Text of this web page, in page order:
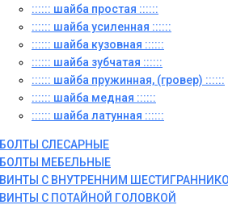
:::::: шайба простая ::::::
:::::: шайба усиленная ::::::
:::::: шайба кузовная ::::::
:::::: шайба зубчатая ::::::
:::::: шайба пружинная, (гровер) ::::::
:::::: шайба медная ::::::
:::::: шайба латунная ::::::
БОЛТЫ СЛЕСАРНЫЕ
БОЛТЫ МЕБЕЛЬНЫЕ
ВИНТЫ С ВНУТРЕННИМ
ВИНТЫ С ПОТАЙНОЙ ГОЛОВКОЙ